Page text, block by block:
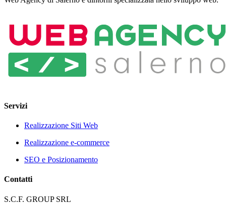
Servizi
Realizzazione Siti Web
Realizzazione e-commerce
SEO e Posizionamento
Contatti
S.C.F. GROUP SRL